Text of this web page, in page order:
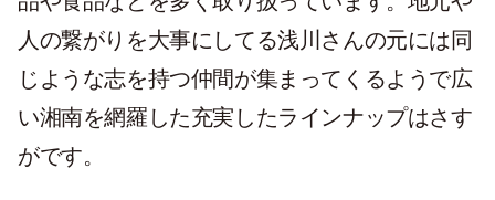
人の繋がりを大事にしてる浅川さんの元には同
じような志を持つ仲間が集まってくるようで広
い湘南を網羅した充実したラインナップはさす
がです。